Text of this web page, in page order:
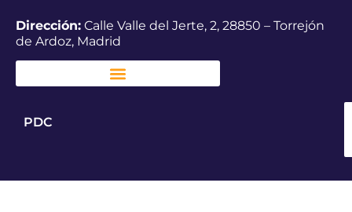
Dirección: Calle Valle del Jerte, 2, 28850 – Torrejón
de Ardoz, Madrid
PDC